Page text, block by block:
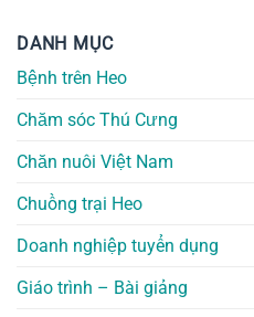
DANH MỤC
Bệnh trên Heo
Chăm sóc Thú Cưng
Chăn nuôi Việt Nam
Chuồng trại Heo
Doanh nghiệp tuyển dụng
Giáo trình – Bài giảng